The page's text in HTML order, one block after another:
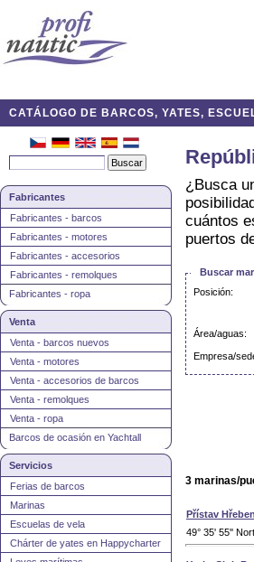
CATÁLOGO DE BARCOS, YATES,
Fabricantes
Fabricantes - barcos
Fabricantes - motores
Fabricantes - accesorios
Fabricantes - remolques
Fabricantes - ropa
Venta
Venta - barcos nuevos
Venta - motores
Venta - accesorios de barcos
Venta - remolques
Venta - ropa
Barcos de ocasión en Yachtall
Servicios
Ferias de barcos
Marinas
Escuelas de vela
Chárter de yates en Happycharter
¿Busca
cuántos
puertos
Buscar
Posición:
Área/aguas:
Empresa/
3 marinas/
Přístav
49° 35' 55''